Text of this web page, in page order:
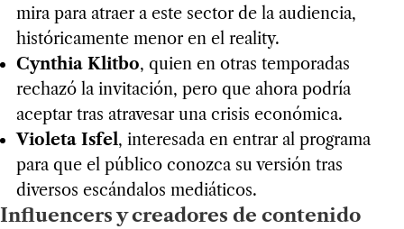
mira para atraer a este sector de la audiencia,
históricamente menor en el reality.
Cynthia Klitbo, quien en otras temporadas
rechazó la invitación, pero que ahora podría
aceptar tras atravesar una crisis económica.
Violeta Isfel, interesada en entrar al programa
para que el público conozca su versión tras
diversos escándalos mediáticos.
Influencers y creadores de contenido